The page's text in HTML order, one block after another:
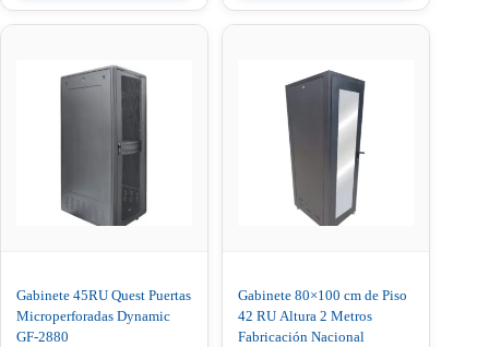
Gabinete 45RU Quest Puertas
Microperforadas Dynamic
GF-2880
Gabinete 80×100 cm de Piso
42 RU Altura 2 Metros
Fabricación Nacional